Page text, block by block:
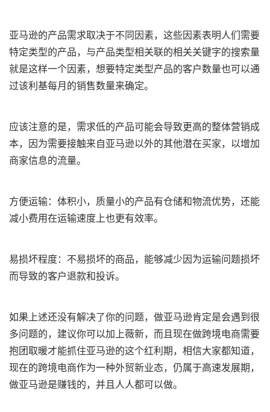
亚马逊的产品需求取决于不同因素，这些因素表明人们需要
特定类型的产品，与产品类型相关联的相关关键字的搜索量
就是这样一个因素，想要特定类型产品的客户数量也可以通
过该利基每月的销售数量来确定。
应该注意的是，需求低的产品可能会导致更高的整体营销成
本，因为需要接触来自亚马逊以外的其他潜在买家，以增加
商家信息的流量。
方便运输：体积小，质量小的产品有仓储和物流优势，还能
减小费用在运输速度上也更有效率。
易损坏程度：不易损坏的商品，能够减少因为运输问题损坏
而导致的客户退款和投诉。
如果上述还没有解决了你的问题，做亚马逊肯定是会遇到很
多问题的，建议你可以加上薇新，而且现在做跨境电商需要
抱团取暖才能抓住亚马逊的这个红利期，相信大家都知道，
现在的跨境电商作为一种外贸新业态，仍属于高速发展期，
做亚马逊是赚钱的，并且人人都可以做。